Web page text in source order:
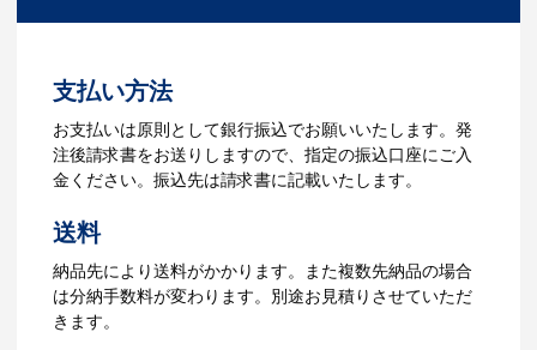
3.発注・データ入稿
ら、ご注文書をお送りします。
【名入れをする場合】名入れに必要なデ
ータをご入稿頂き、名入れイメージをデ
ータでご確認いただきます。
4.納品
【名入れをする場合】データのご入稿後
３週間程度で納品となります。
【名入れなしの場合】在庫がある場合、3
～5営業日程度で納品となります。
支払い方法
お支払いは原則として銀行振込でお願いいたします。発
注後請求書をお送りしますので、指定の振込口座にご入
金ください。振込先は請求書に記載いたします。
送料
納品先により送料がかかります。また複数先納品の場合
は分納手数料が変わります。別途お見積りさせていただ
きます。